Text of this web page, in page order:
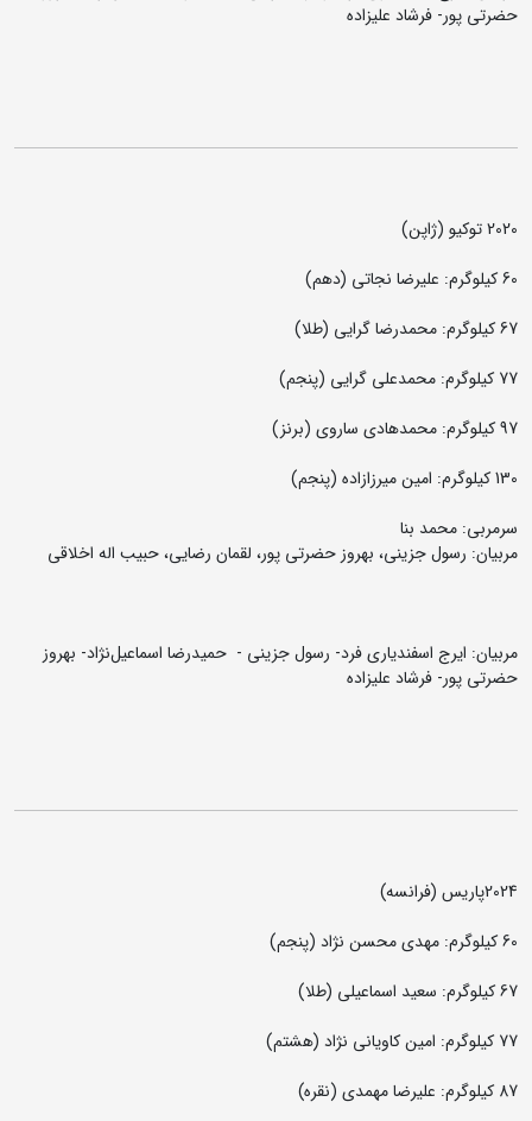
حضرتی پور- فرشاد علیزاده
2020 توکیو (ژاپن)
60 کیلوگرم: علیرضا نجاتی (دهم)
67 کیلوگرم: محمدرضا گرایی (طلا)
77 کیلوگرم: محمدعلی گرایی (پنجم)
97 کیلوگرم: محمدهادی ساروی (برنز)
130 کیلوگرم: امین میرزازاده (پنجم)
سرمربی: محمد بنا
مربیان: رسول جزینی، بهروز حضرتی پور، لقمان رضایی، حبیب اله اخلاقی
مربیان: ایرج اسفندیاری فرد- رسول جزینی - حمیدرضا اسماعیل‌نژاد- بهروز
حضرتی پور- فرشاد علیزاده
2024پاریس (فرانسه)
60 کیلوگرم: مهدی محسن نژاد (پنجم)
67 کیلوگرم: سعید اسماعیلی (طلا)
77 کیلوگرم: امین کاویانی نژاد (هشتم)
87 کیلوگرم: علیرضا مهمدی (نقره)